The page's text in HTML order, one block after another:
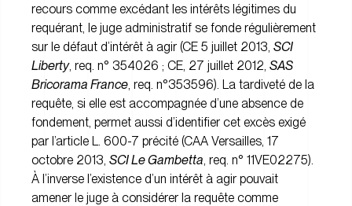
recours comme excédant les intérêts légitimes du
requérant, le juge administratif se fonde régulièrement
sur le défaut d’intérêt à agir (CE 5 juillet 2013, SCI
Liberty, req. n° 354026 ; CE, 27 juillet 2012, SAS
Bricorama France , req. n°353596). La tardiveté de la
requête, si elle est accompagnée d’une absence de
fondement, permet aussi d’identifier cet excès exigé
par l’article L. 600-7 précité (CAA Versailles, 17
octobre 2013, SCI Le Gambetta , req. n° 11VE02275).
À l’inverse l’existence d’un intérêt à agir pouvait
amener le juge à considérer la requête comme